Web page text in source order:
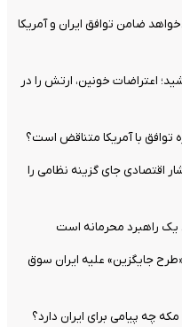
ضامن توافق ایران و آمریکا
اعتراضات خونین، ارتش را در
توافق با آمریکا متناقض است؟
اقتصادی جای گزینه نظامی را
یک راهبرد محرمانه است
«طرح جایگزین» علیه ایران سوق
چه پیامی برای ایران دارد؟